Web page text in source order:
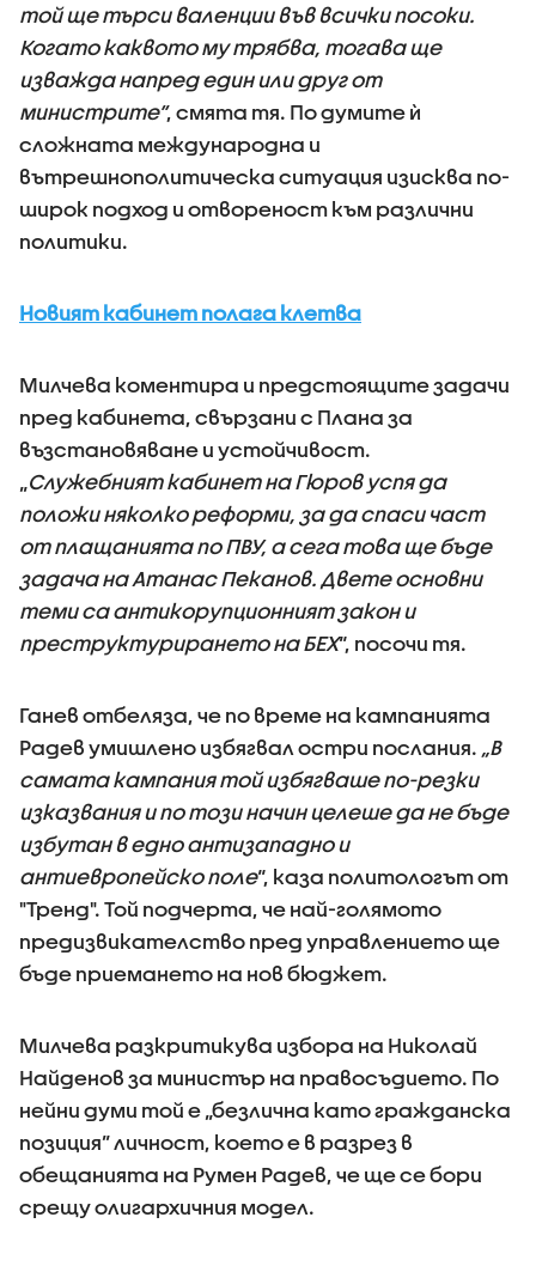
той ще търси валенции във всички посоки.
Когато каквото му трябва, тогава ще
изважда напред един или друг от
министрите“, смята тя. По думите ѝ
сложната международна и
вътрешнополитическа ситуация изисква по-
широк подход и отвореност към различни
политики.
Новият кабинет полага клетва
Милчева коментира и предстоящите задачи
пред кабинета, свързани с Плана за
възстановяване и устойчивост.
„Служебният кабинет на Гюров успя да
положи няколко реформи, за да спаси част
от плащанията по ПВУ, а сега това ще бъде
задача на Атанас Пеканов. Двете основни
теми са антикорупционният закон и
преструктурирането на БЕХ“, посочи тя.
Ганев отбеляза, че по време на кампанията
Радев умишлено избягвал остри послания. „В
самата кампания той избягваше по-резки
изказвания и по този начин целеше да не бъде
избутан в едно антизападно и
антиевропейско поле“, каза политологът от
"Тренд". Той подчерта, че най-голямото
предизвикателство пред управлението ще
бъде приемането на нов бюджет.
Милчева разкритикува избора на Николай
Найденов за министър на правосъдието. По
нейни думи той е „безлична като гражданска
позиция” личност, което е в разрез в
обещанията на Румен Радев, че ще се бори
срещу олигархичния модел.